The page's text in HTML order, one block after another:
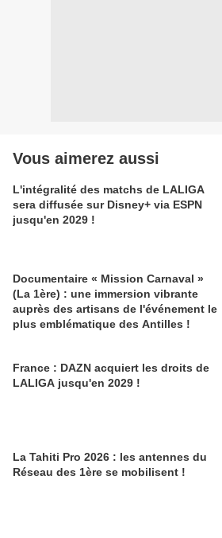
Vous aimerez aussi
L'intégralité des matchs de LALIGA
sera diffusée sur Disney+ via ESPN
jusqu'en 2029 !
Documentaire « Mission Carnaval »
(La 1ère) : une immersion vibrante
auprès des artisans de l'événement le
plus emblématique des Antilles !
France : DAZN acquiert les droits de
LALIGA jusqu'en 2029 !
La Tahiti Pro 2026 : les antennes du
Réseau des 1ère se mobilisent !